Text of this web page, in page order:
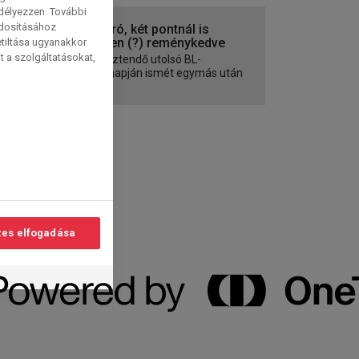
Évzáró, két pontnál is
többen (?) reménykedve
Az esztendő utolsó BL-
játéknapján ismét egymás után
További
ugyanakkor
a szolgáltatásokat,
elfogadása